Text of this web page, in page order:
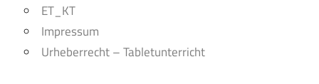
ET_KT
Impressum
Urheberrecht – Tabletunterricht